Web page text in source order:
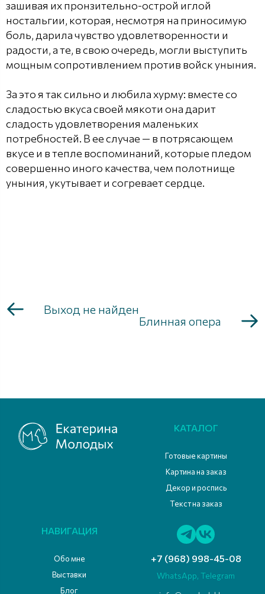
зашивая их пронзительно-острой иглой
ностальгии, которая, несмотря на приносимую
боль, дарила чувство удовлетворенности и
радости, а те, в свою очередь, могли выступить
мощным сопротивлением против войск уныния.
За это я так сильно и любила хурму: вместе со
сладостью вкуса своей мякоти она дарит
сладость удовлетворения маленьких
потребностей. В ее случае — в потрясающем
вкусе и в тепле воспоминаний, которые пледом
совершенно иного качества, чем полотнище
уныния, укутывает и согревает сердце.
Выход не найден
Блинная опера
КАТАЛОГ
Готовые картины
Картина на заказ
Декор и роспись
Текст на заказ
НАВИГАЦИЯ
Обо мне
Выставки
Блог
+7 (968) 998-45-08
WhatsApp, Telegram